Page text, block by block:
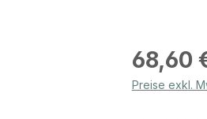
Regulärer
68,60
Preise exkl.